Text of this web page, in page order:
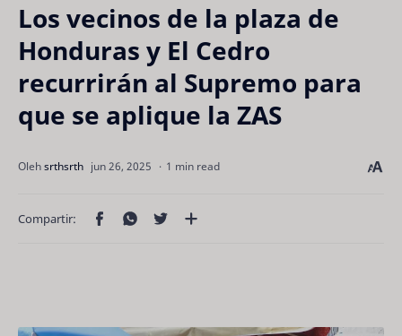
Los vecinos de la plaza de
Honduras y El Cedro
recurrirán al Supremo para
que se aplique la ZAS
1 min read